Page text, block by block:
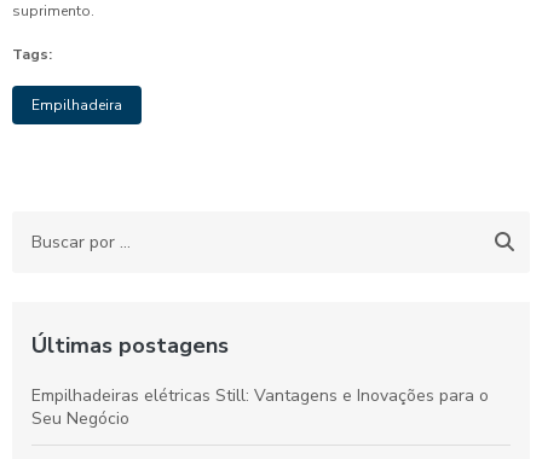
suprimento.
Tags:
Empilhadeira
Últimas postagens
Empilhadeiras elétricas Still: Vantagens e Inovações para o
Seu Negócio